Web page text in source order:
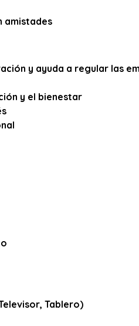
amistades
y ayuda a regular las
y el bienestar
Tablero)